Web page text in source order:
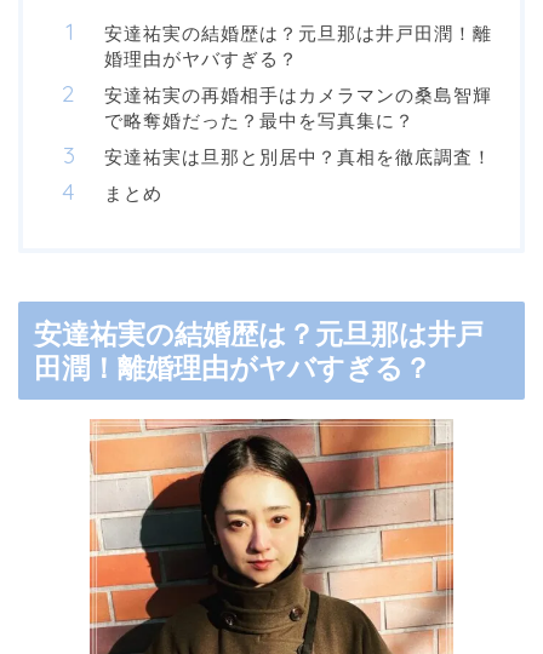
安達祐実の結婚歴は？元旦那は井戸田潤！離
婚理由がヤバすぎる？
安達祐実の再婚相手はカメラマンの桑島智輝
で略奪婚だった？最中を写真集に？
安達祐実は旦那と別居中？真相を徹底調査！
まとめ
安達祐実の結婚歴は？元旦那は井戸
田潤！離婚理由がヤバすぎる？